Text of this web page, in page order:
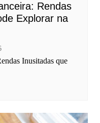
Rendas
Explorar na
Inusitadas que